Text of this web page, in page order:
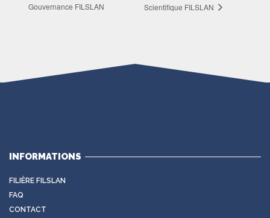
Gouvernance FILSLAN
Scientifique FILSLAN
INFORMATIONS
FILIÈRE FILSLAN
FAQ
CONTACT